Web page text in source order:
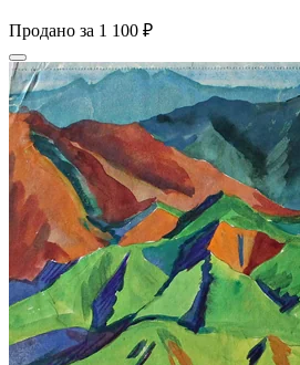
Продано за 1 100 ₽